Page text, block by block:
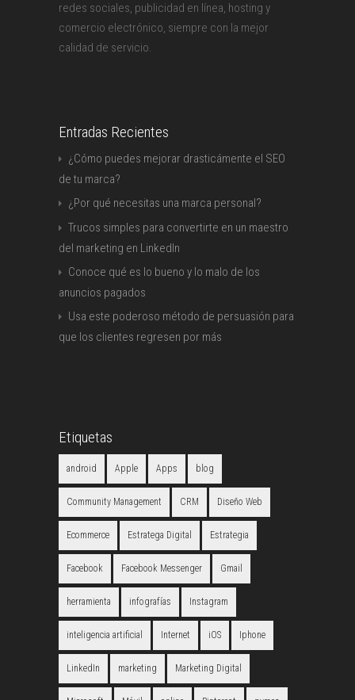
redes sociales, publicidad en línea, hosting y
comercio electrónico, siempre con la mejor
calidad de servicio.
Entradas Recientes
¿Cómo puedes mejorar drasticámente el SEO
de tu marca?
¿Por qué necesitas una marca personal?
Trucos simples para convertirte en un maestro
del marketing en LinkedIn
Conoce qué es lo bueno y lo malo de los
anuncios pagados
Usa este poderoso método de persuasión para
que los clientes regresen por más
Etiquetas
android Apple Apps blog
Community Management CRM Diseño Web
Ecommerce Estratega Digital Estrategia
Facebook Facebook Messenger Gmail
herramienta infografías Instagram
inteligencia artificial Internet iOS Iphone
LinkedIn marketing Marketing Digital